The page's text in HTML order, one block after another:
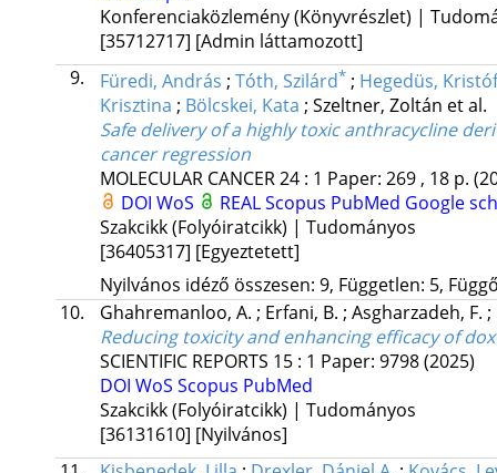
Konferenciaközlemény (Könyvrészlet) |
[35712717] [Admin láttamozott]
9.
Füredi, András ; Tóth, Szilárd* ; Hegedüs, Kristóf
Krisztina ; Bölcskei, Kata ; Szeltner, Zoltán et al.
Safe delivery of a highly toxic anthracycline
cancer regression
MOLECULAR CANCER24: 1 Paper: 269 , 18 p.
DOI WoS REALScopus PubMed Google
Szakcikk (Folyóiratcikk) | Tudományos
[36405317] [Egyeztetett]
Nyilvános idéző összesen: 9, Független: 5,
10.
Ghahremanloo, A. ; Erfani, B. ; Asgharzadeh, F. ;
Reducing toxicity and enhancing efficacy of
SCIENTIFIC REPORTS 15: 1 Paper: 9798(2025)
DOI WoS Scopus PubMed
Szakcikk (Folyóiratcikk) | Tudományos
[36131610] [Nyilvános]